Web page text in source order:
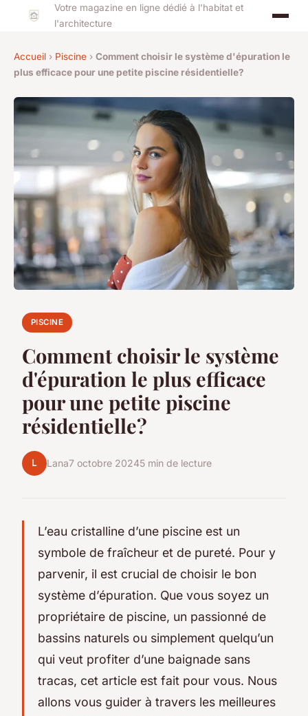
Votre magazine en ligne dédié à l'habitat et
l'architecture
Accueil › Piscine › Comment choisir le système d'épuration le
plus efficace pour une petite piscine résidentielle?
PISCINE
Comment choisir le système
d'épuration le plus efficace
pour une petite piscine
résidentielle?
L Lana7 octobre 20245 min de lecture
L’eau cristalline d’une piscine est un
symbole de fraîcheur et de pureté. Pour y
parvenir, il est crucial de choisir le bon
système d’épuration. Que vous soyez un
propriétaire de piscine, un passionné de
bassins naturels ou simplement quelqu’un
qui veut profiter d’une baignade sans
tracas, cet article est fait pour vous. Nous
allons vous guider à travers les meilleures